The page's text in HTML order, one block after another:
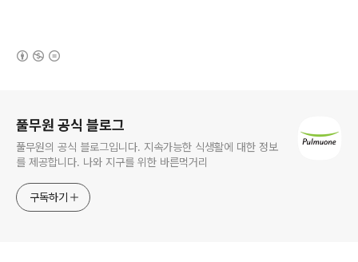
풀무원 공식 블로그
풀무원의 공식 블로그입니다. 지속가능한 식생활에 대한 정보
를 제공합니다. 나와 지구를 위한 바른먹거리
구독하기